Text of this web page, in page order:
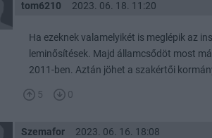
tom6210 2023. 06. 18. 11:20
Ha ezeknek valamelyikét is meglépik az
leminősítések. Majd államcsődöt most
2011-ben. Aztán jöhet a szakértői
5 0
Szemafor 2023. 06. 16. 18:08